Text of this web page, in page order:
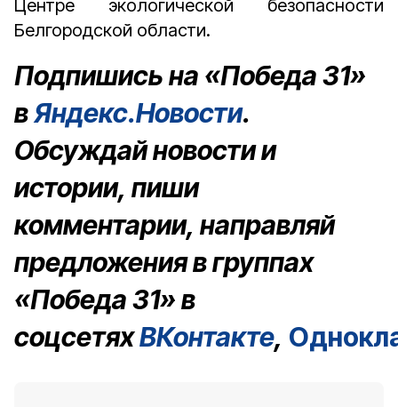
Центре экологической безопасности
Белгородской области.
Подпишись на «Победа 31»
вЯндекс.Новости.
Обсуждай новости и
истории, пиши
комментарии, направляй
предложения в группах
«Победа 31» в
соцсетяхВКонтакте,